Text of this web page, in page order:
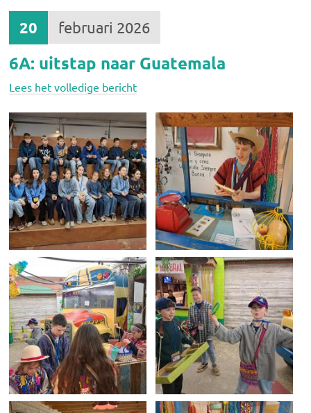
20 februari 2026
6A: uitstap naar Guatemala
Lees het volledige bericht